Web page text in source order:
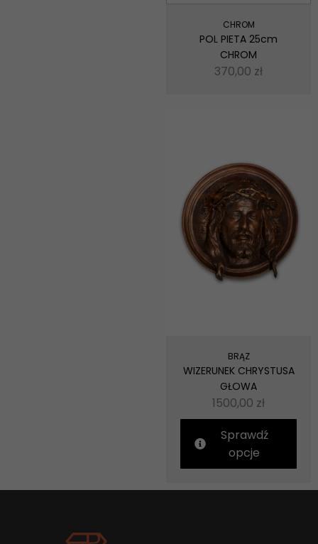
CHROM
POL PIETA 25cm
CHROM
370,00 zł
BRĄZ
WIZERUNEK CHRYSTUSA
GŁOWA
1500,00 zł
Sprawdź
opcje
Udostępniając
zainteresowania i
zachowania
odwiedzania naszej
strony, zwiększasz